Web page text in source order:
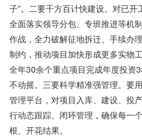
子”。二要千方百计快建设。对已开
全面落实领导分包、专班推进等机
作战，全力破解征地拆迁、手续办
制约，推动项目加快形成更多实物
全年30余个重点项目完成年度投资
不动摇。三要科学精准强管理。要
管理平台，对项目入库、建设、投
行动态跟踪、闭环管理，确保每一
根、开花结果。